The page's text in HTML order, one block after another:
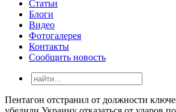
Статьи
Блоги
Видео
Фотогалерея
Контакты
Сообщить новость
Пентагон отстранил от должности ключевого военного чиновника, координирующего поставки военной помощи Украине • Поезда задерживаются до 12 часов по всей Украине • США убедили Украину отказаться от ударов по нефтяным танкерам и объектам Каспийского трубопроводного консорциума в Новороссийске, который обеспечивает 80% экспорта казахской нефти • В Белграде проходит официальная встреча Зеленского и Вучича • Бывший игрок НБА Энес Фридом подал заявку в женскую баскетбольную лигу США — WNBA • Экспорт сельхозпродукции из Украины в сезоне 2026-2027 годов может сократиться более чем вдвое из-за российских ударов по портам Одесской области • SpaceX и Tesla строят проект Terafab – самый большой комплекс по производству чипов в мире • В Верховной Раде экс-министру обороны Федорову предлагают мобилизоваться • В бывших польских селах Островки и Воля-Островецкая на Волыни в результате эксгумационных работ обнаружены останки 55 жертв Волынской резни, в том числе 26 детей • ГУР, зачем-то, показали видео сегодняшней атаки морского дрона на отдыхающих на пляжах Ялты • Пентагон отстранил от должности ключевого военного чиновника, координирующего поставки военной помощи Украине • Поезда задерживаются до 12 часов по всей Украине • США убедили Украину отказаться от ударов по нефтяным танкерам и объектам Каспийского трубопроводного консорциума в Новороссийске, который обеспечивает 80% экспорта казахской нефти • В Белграде проходит официальная встреча Зеленского и Вучича • Бывший игрок НБА Энес Фридом подал заявку в женскую баскетбольную лигу США — WNBA • Экспорт сельхозпродукции из Украины в сезоне 2026-2027 годов может сократиться более чем вдвое из-за российских ударов по портам Одесской области • SpaceX и Tesla строят проект Terafab – самый большой комплекс по производству чипов в мире • В Верховной Раде экс-министру обороны Федорову предлагают мобилизоваться • В бывших польских селах Островки и Воля-Островецкая на Волыни в результате эксгумационных работ обнаружены останки 55 жертв Волынской резни, в том числе 26 детей • ГУР, зачем-то, показали видео сегодняшней атаки морского дрона на